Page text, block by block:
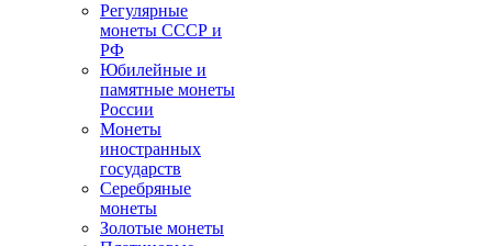
Регулярные
монеты СССР и
РФ
Юбилейные и
памятные монеты
России
Монеты
иностранных
государств
Серебряные
монеты
Золотые монеты